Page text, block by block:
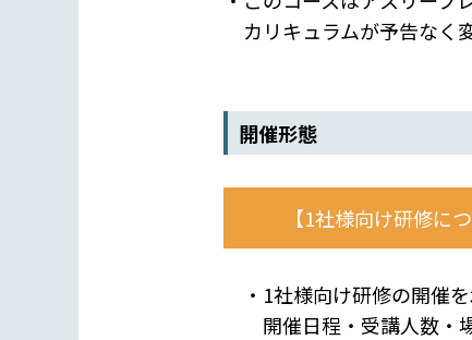
カリキュラムが予告なく
開催形態
【1社様向け研修に
・1社様向け研修の開催を
開催日程・受講人数・場